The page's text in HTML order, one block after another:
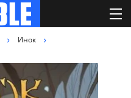
Инок